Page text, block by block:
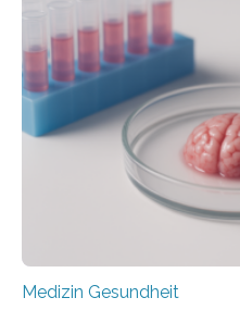
der Hypertrophen
kann und wie sich durch
Herzbelastung und des
Rhythmusstörungen
hypertrophe
erblich bedingte
sich die linke Herzkammer
stark kontrahiert…
Medizin Gesundheit